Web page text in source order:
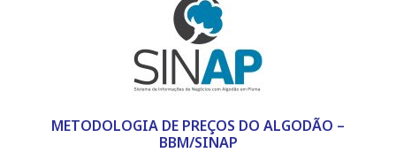
METODOLOGIA DE PREÇOS DO ALGODÃO –
BBM/SINAP